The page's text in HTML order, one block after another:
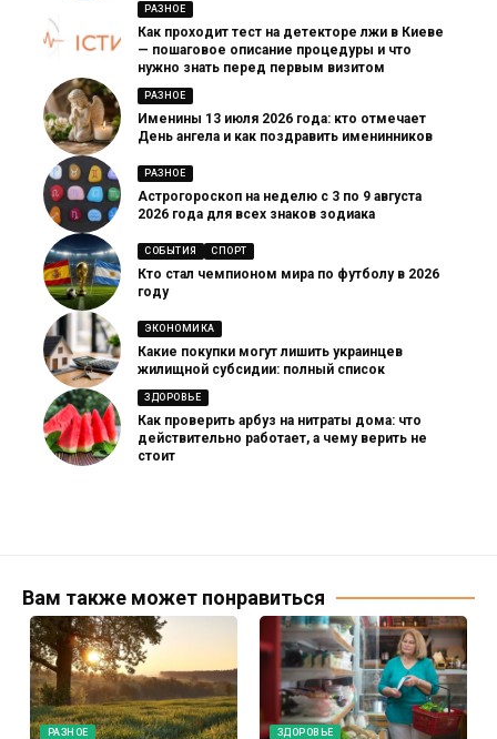
РАЗНОЕ
Как проходит тест на детекторе лжи в Киеве
— пошаговое описание процедуры и что
нужно знать перед первым визитом
РАЗНОЕ
Именины 13 июля 2026 года: кто отмечает
День ангела и как поздравить именинников
РАЗНОЕ
Астрогороскоп на неделю с 3 по 9 августа
2026 года для всех знаков зодиака
СОБЫТИЯ СПОРТ
Кто стал чемпионом мира по футболу в 2026
году
ЭКОНОМИКА
Какие покупки могут лишить украинцев
жилищной субсидии: полный список
ЗДОРОВЬЕ
Как проверить арбуз на нитраты дома: что
действительно работает, а чему верить не
стоит
Вам также может понравиться
РАЗНОЕ ЗДОРОВЬЕ